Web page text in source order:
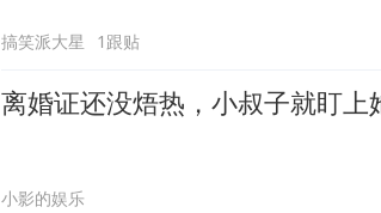
搞笑派大星 1跟贴
离婚证还没焐热，小叔子就盯上
小影的娱乐